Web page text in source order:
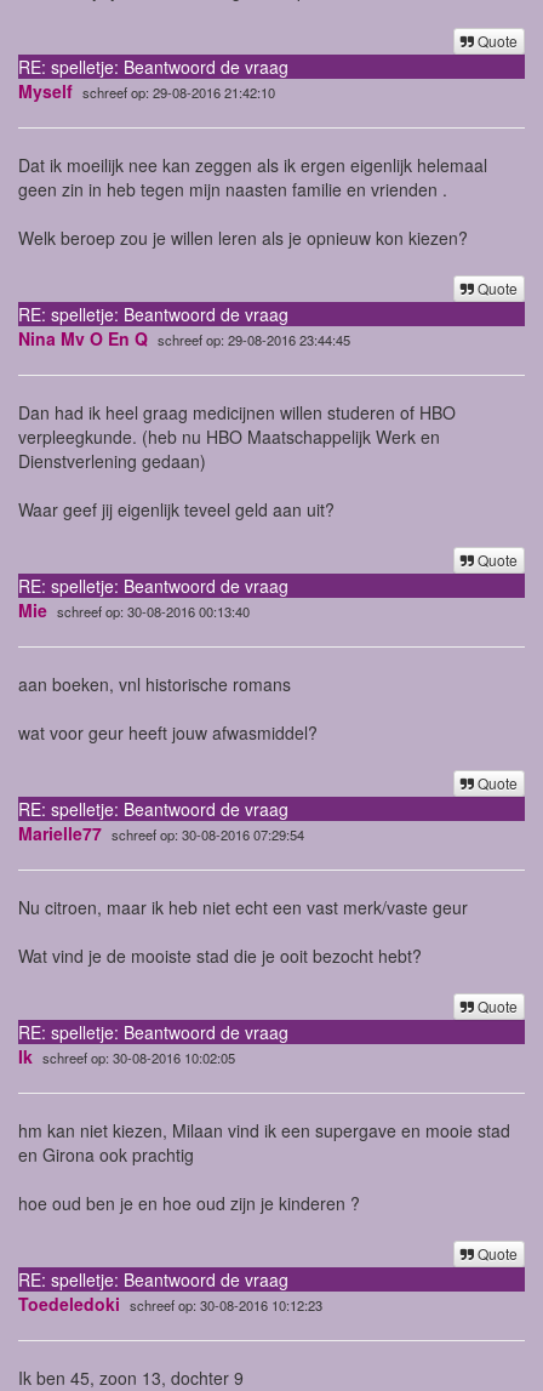
Quote
RE: spelletje: Beantwoord de vraag
Myself schreef op: 29-08-2016 21:42:10
Dat ik moeilijk nee kan zeggen als ik ergen eigenlijk helemaal
geen zin in heb tegen mijn naasten familie en vrienden .
Welk beroep zou je willen leren als je opnieuw kon kiezen?
Quote
RE: spelletje: Beantwoord de vraag
Nina Mv O En Q schreef op: 29-08-2016 23:44:45
Dan had ik heel graag medicijnen willen studeren of HBO
verpleegkunde. (heb nu HBO Maatschappelijk Werk en
Dienstverlening gedaan)
Waar geef jij eigenlijk teveel geld aan uit?
Quote
RE: spelletje: Beantwoord de vraag
Mie schreef op: 30-08-2016 00:13:40
aan boeken, vnl historische romans
wat voor geur heeft jouw afwasmiddel?
Quote
RE: spelletje: Beantwoord de vraag
Marielle77 schreef op: 30-08-2016 07:29:54
Nu citroen, maar ik heb niet echt een vast merk/vaste geur
Wat vind je de mooiste stad die je ooit bezocht hebt?
Quote
RE: spelletje: Beantwoord de vraag
Ik schreef op: 30-08-2016 10:02:05
hm kan niet kiezen, Milaan vind ik een supergave en mooie stad
en Girona ook prachtig
hoe oud ben je en hoe oud zijn je kinderen ?
Quote
RE: spelletje: Beantwoord de vraag
Toedeledoki schreef op: 30-08-2016 10:12:23
Ik ben 45, zoon 13, dochter 9